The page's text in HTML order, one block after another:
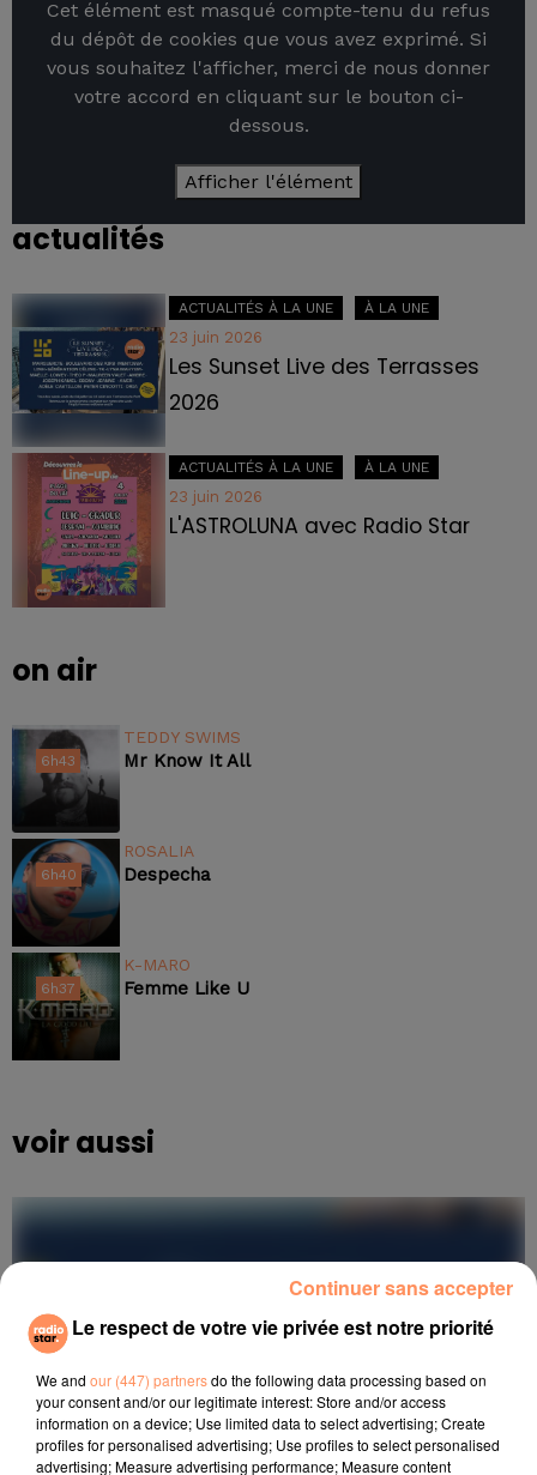
Cet élément est masqué compte-tenu du refus
du dépôt de cookies que vous avez exprimé. Si
vous souhaitez l'afficher, merci de nous donner
votre accord en cliquant sur le bouton ci-
dessous.
Afficher l'élément
actualités
ACTUALITÉS À LA UNE À LA UNE
23 juin 2026
Les Sunset Live des Terrasses
2026
ACTUALITÉS À LA UNE À LA UNE
23 juin 2026
L'ASTROLUNA avec Radio Star
on air
6h43
6h43
TEDDY SWIMS
Mr Know It All
6h40
6h40
ROSALIA
Despecha
6h37
6h37
K-MARO
Femme Like U
voir aussi
Le respect de votre vie privée est notre priorité
We and our (447) partnersdo the following data processing based on
your consent and/or our legitimate interest: Store and/or access
information on a device; Use limited data to select advertising; Create
profiles for personalised advertising; Use profiles to select personalised
advertising; Measure advertising performance; Measure content
Continuer sans accepter